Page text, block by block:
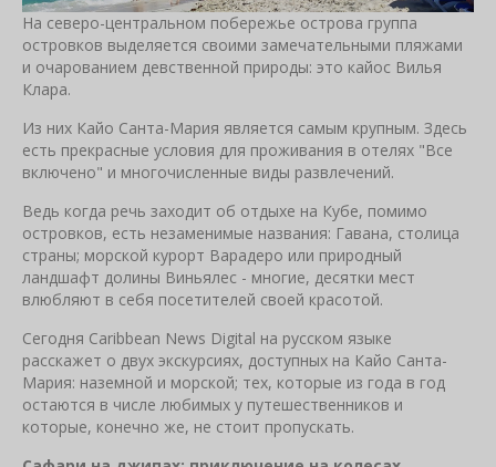
На северо-центральном побережье острова группа
островков выделяется своими замечательными пляжами
и очарованием девственной природы: это кайос Вилья
Клара.
Из них Кайо Санта-Мария является самым крупным. Здесь
есть прекрасные условия для проживания в отелях "Все
включено" и многочисленные виды развлечений.
Ведь когда речь заходит об отдыхе на Кубе, помимо
островков, есть незаменимые названия: Гавана, столица
страны; морской курорт Варадеро или природный
ландшафт долины Виньялес - многие, десятки мест
влюбляют в себя посетителей своей красотой.
Сегодня Caribbean News Digital на русском языке
расскажет о двух экскурсиях, доступных на Кайо Санта-
Мария: наземной и морской; тех, которые из года в год
остаются в числе любимых у путешественников и
которые, конечно же, не стоит пропускать.